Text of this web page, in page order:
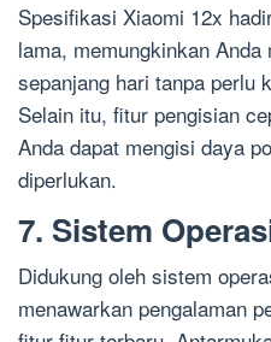
Spesifikasi Xiaomi 12x
lama, memungkinkan
sepanjang hari tanpa perlu
Selain itu, fitur pengisian
Anda dapat mengisi daya
diperlukan.
7. Sistem
Didukung oleh sistem
menawarkan pengalaman